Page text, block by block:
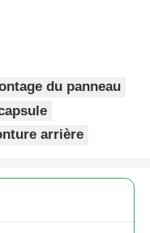
du panneau
arrière